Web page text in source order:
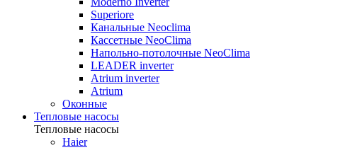
Superiore
Канальные Neoclima
Кассетные NeoClima
Напольно-потолочные NeoClima
LEADER inverter
Atrium inverter
Atrium
Оконные
Тепловые насосы
Тепловые насосы
Haier